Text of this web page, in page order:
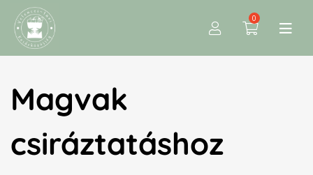
0
Magvak
csiráztatáshoz